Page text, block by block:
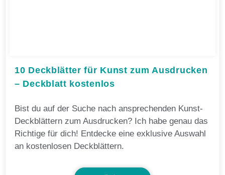
10 Deckblätter für Kunst zum Ausdrucken
– Deckblatt kostenlos
Bist du auf der Suche nach ansprechenden Kunst-
Deckblättern zum Ausdrucken? Ich habe genau das
Richtige für dich! Entdecke eine exklusive Auswahl
an kostenlosen Deckblättern.